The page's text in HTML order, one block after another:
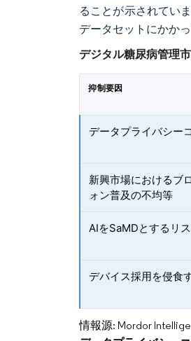
ることが示されてい
データセットにかか
デジタル糖尿病管理
抑制要因
データプライバシー
新興市場におけるブ
ォン普及の不均等
AIをSaMDとするリ
デバイス採用を侵食
情報源: Mordor